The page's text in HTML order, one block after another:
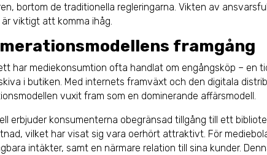
bortom de traditionella regleringarna. Vikten av
viktigt att komma ihåg.
framgång
har mediekonsumtion ofta handlat om engångsköp – en
i butiken. Med internets framväxt och den digitala
vuxit fram som en dominerande affärsmodell.
erbjuder konsumenterna obegränsad tillgång till ett
vilket har visat sig vara oerhört attraktivt. För
intäkter, samt en närmare relation till sina kunder.